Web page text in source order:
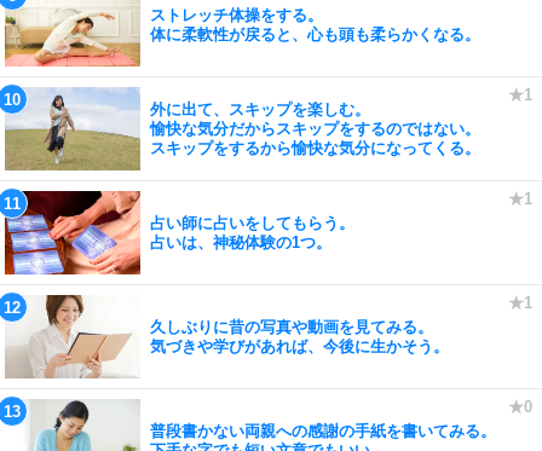
ストレッチ体操をする。
体に柔軟性が戻ると、心も頭も柔らかくなる。
外に出て、スキップを楽しむ。
愉快な気分だからスキップをするのではない。
スキップをするから愉快な気分になってくる。
占い師に占いをしてもらう。
占いは、神秘体験の1つ。
久しぶりに昔の写真や動画を見てみる。
気づきや学びがあれば、今後に生かそう。
普段書かない両親への感謝の手紙を書いてみる。